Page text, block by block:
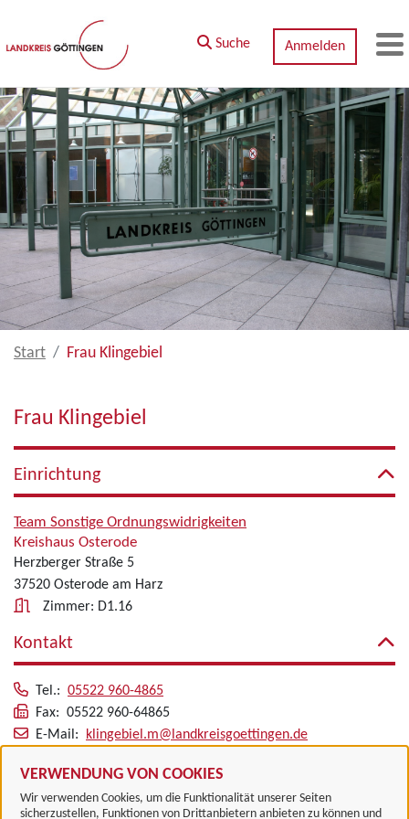
Zum Hauptinhalt springen
VERWENDUNG VON COOKIES
Wir verwenden Cookies, um die Funktionalität unserer Seiten
sicherzustellen, Funktionen von Drittanbietern anbieten zu können und
Suche Anmelden
Start Frau Klingebiel
Frau Klingebiel
Einrichtung
Team Sonstige Ordnungswidrigkeiten
Kreishaus Osterode
Herzberger Straße 5
37520 Osterode am Harz
Zimmer: D1.16
Kontakt
Tel.: 05522 960-4865
Fax: 05522 960-64865
E-Mail:
klingebiel.m@landkreisgoettingen.de
Alle zugeordneten Einrichtungen